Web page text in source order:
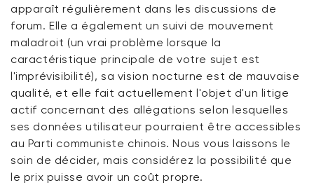
apparaît régulièrement dans les discussions de
forum. Elle a également un suivi de mouvement
maladroit (un vrai problème lorsque la
caractéristique principale de votre sujet est
l'imprévisibilité), sa vision nocturne est de mauvaise
qualité, et elle fait actuellement l'objet d'un litige
actif concernant des allégations selon lesquelles
ses données utilisateur pourraient être accessibles
au Parti communiste chinois. Nous vous laissons le
soin de décider, mais considérez la possibilité que
le prix puisse avoir un coût propre.